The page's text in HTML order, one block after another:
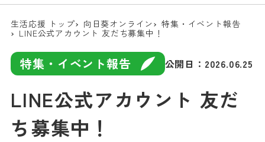
生活応援 トップ 向日葵オンライン
特集・イベント報告
LINE公式アカウント 友だち募集中！
特集・イベント報告 公開日： 2026.06.25
LINE公式アカウント 友だ
ち募集中！